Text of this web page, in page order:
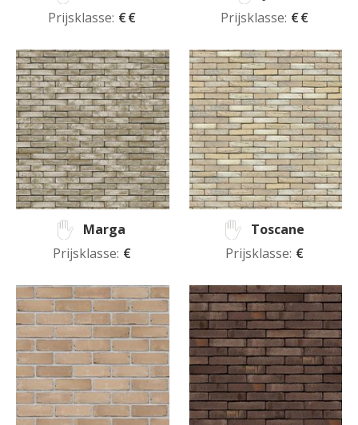
Prijsklasse: €€
Prijsklasse: €€
Marga
Prijsklasse: €
Toscane
Prijsklasse: €